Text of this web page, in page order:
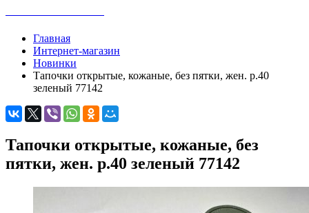
Главная
Интернет-магазин
Новинки
Тапочки открытые, кожаные, без пятки, жен. р.40
зеленый 77142
Тапочки открытые, кожаные, без
пятки, жен. р.40 зеленый 77142